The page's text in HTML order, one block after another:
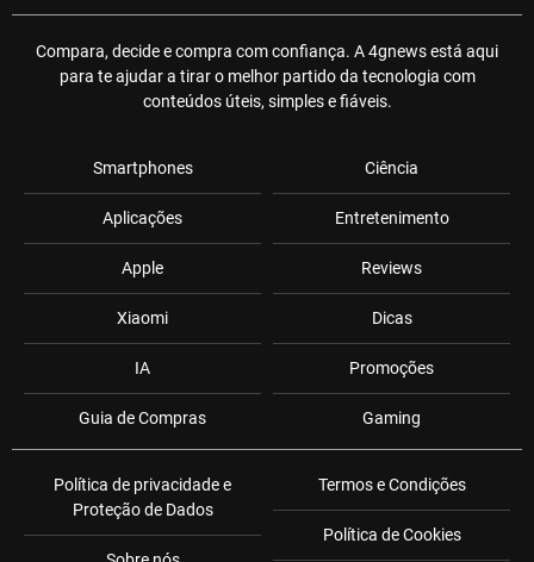
Compara, decide e compra com confiança. A 4gnews está aqui
para te ajudar a tirar o melhor partido da tecnologia com
conteúdos úteis, simples e fiáveis.
Smartphones
Aplicações
Apple
Xiaomi
IA
Guia de Compras
Ciência
Entretenimento
Reviews
Dicas
Promoções
Gaming
Política de privacidade e
Proteção de Dados
Termos e Condições
Política de Cookies